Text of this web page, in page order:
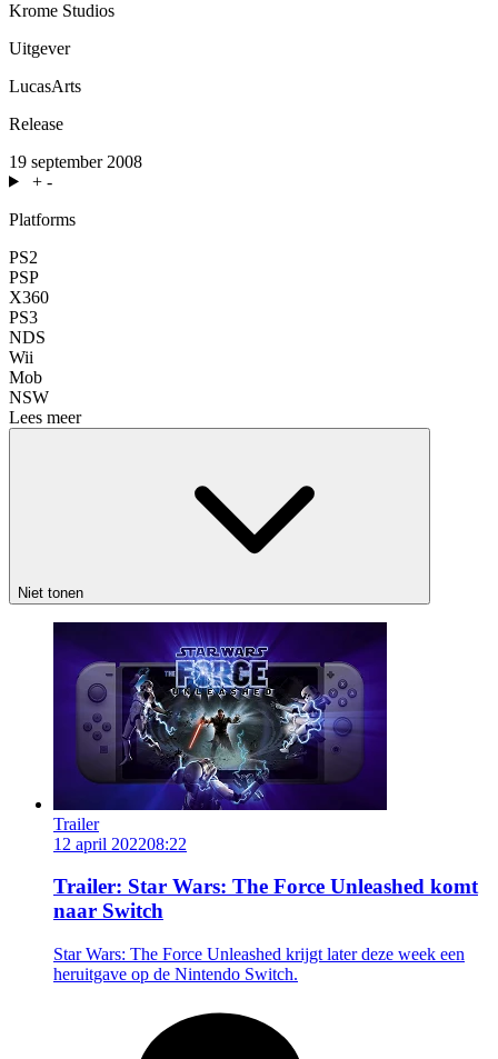
Krome Studios
Uitgever
LucasArts
Release
19 september 2008
+ -
Platforms
PS2
PSP
X360
PS3
NDS
Wii
Mob
NSW
Lees meer
Niet tonen
Trailer
12 april 202208:22
Trailer: Star Wars: The Force Unleashed komt
naar Switch
Star Wars: The Force Unleashed krijgt later deze week een
heruitgave op de Nintendo Switch.